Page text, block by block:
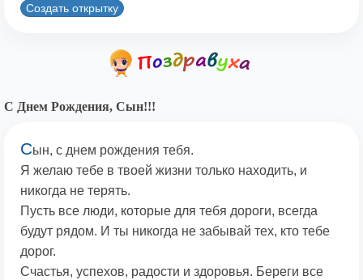
Создать открытку
С Днем Рождения, Сын!!!
Сын, с днем рождения тебя.
Я желаю тебе в твоей жизни только находить, и
никогда не терять.
Пусть все люди, которые для тебя дороги, всегда
будут рядом. И ты никогда не забывай тех, кто тебе
дорог.
Счастья, успехов, радости и здоровья. Береги все